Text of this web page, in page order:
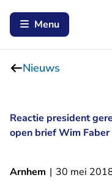
Menu
Nieuws
Reactie president
open brief Wim Faber
Arnhem | 30 mei